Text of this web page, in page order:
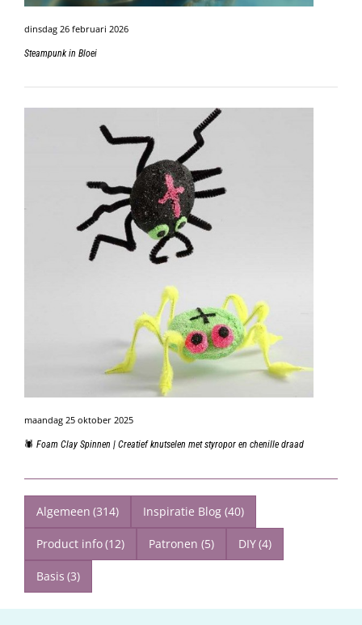
dinsdag 26 februari 2026
Steampunk in Bloei
maandag 25 oktober 2025
🕷️ Foam Clay Spinnen | Creatief knutselen met styropor en chenille draad
Algemeen (314) Inspiratie Blog (40)
Product info(12) Patronen (5) DIY(4)
Basis (3)